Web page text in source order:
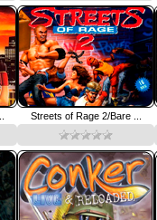
Streets of Rage 2/Bare ...